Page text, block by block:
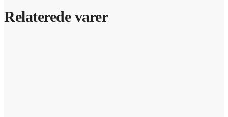
Relaterede varer